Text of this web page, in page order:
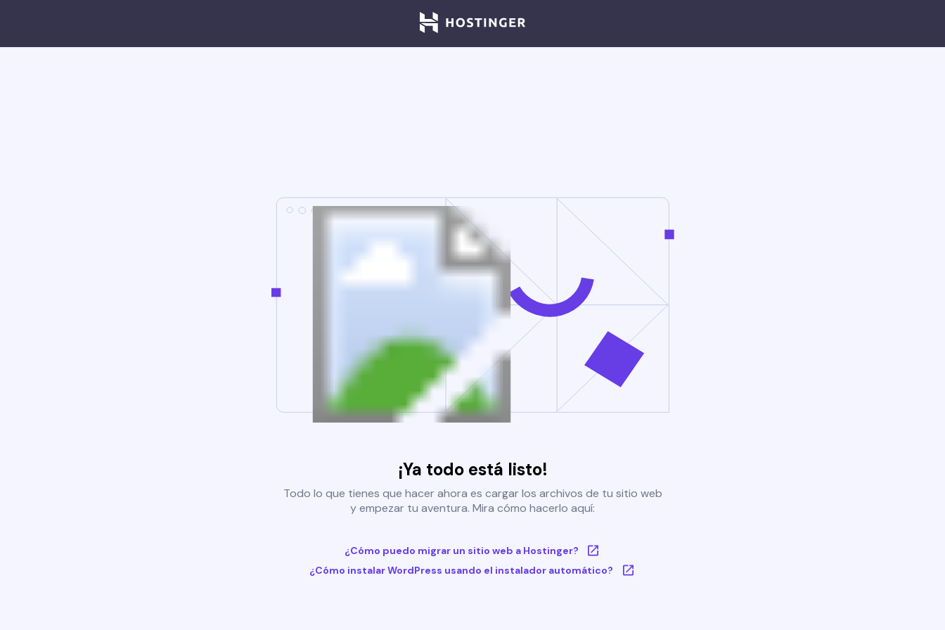
¡Ya todo está listo!
Todo lo que tienes que hacer ahora es cargar los archivos de tu sitio web
y empezar tu aventura. Mira cómo hacerlo aquí:
¿Cómo puedo migrar un sitio web a Hostinger?
¿Cómo instalar WordPress usando el instalador automático?